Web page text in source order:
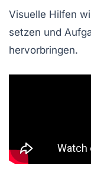
Visuelle Hilfen
setzen und
hervorbringen.